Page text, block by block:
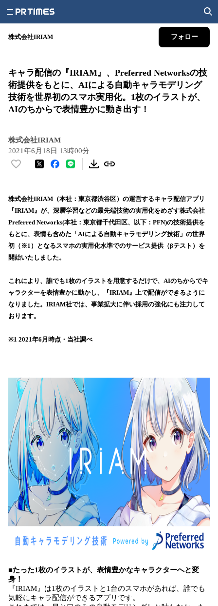
株式会社IRIAM フォロー
キャラ配信の『IRIAM』、Preferred Networksの技
術提供をもとに、AIによる自動キャラモデリング
技術を世界初のスマホ実用化。1枚のイラストが、
AIのちからで表情豊かに動き出す！
株式会社IRIAM
2021年6月18日 13時00分
い
！
数
を
読
込
み
で
す
株式会社IRIAM（本社：東京都渋谷区）の運営するキャラ配信アプリ
『IRIAM』が、深層学習などの最先端技術の実用化をめざす株式会社
Preferred Networks(本社：東京都千代田区、以下：PFN)の技術提供を
もとに、表情も含めた「AIによる自動キャラモデリング技術」の世界
初（※1）となるスマホの実用化水準でのサービス提供（βテスト）を
開始いたしました。
これにより、誰でも1枚のイラストを用意するだけで、AIのちからでキ
ャラクターを表情豊かに動かし、『IRIAM』上で配信ができるように
なりました。IRIAM社では、事業拡大に伴い採用の強化にも注力して
おります。
※1 2021年6月時点・当社調べ
■たった1枚のイラストが、表情豊かなキャラクターへと変
身！
『IRIAM』は1枚のイラストと1台のスマホがあれば、誰でも
気軽にキャラ配信ができるアプリです。